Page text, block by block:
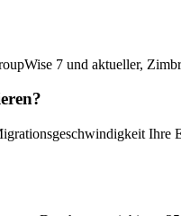
7 und aktueller,